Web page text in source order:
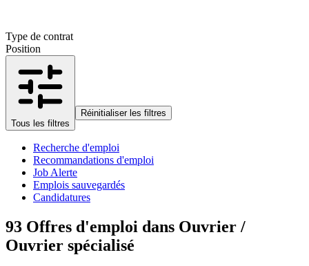
Type de contrat
Position
Tous les filtres
Réinitialiser les filtres
Recherche d'emploi
Recommandations d'emploi
Job Alerte
Emplois sauvegardés
Candidatures
93 Offres d'emploi dans Ouvrier /
Ouvrier spécialisé